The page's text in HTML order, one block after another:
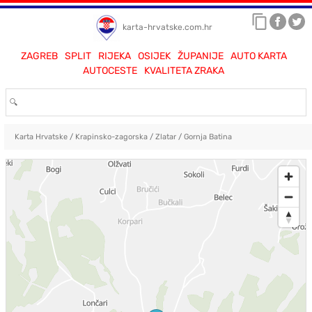
karta-hrvatske.com.hr
ZAGREB SPLIT RIJEKA OSIJEK ŽUPANIJE
AUTO KARTA
AUTOCESTE
KVALITETA ZRAKA
Karta Hrvatske/ Krapinsko-zagorska/ Zlatar/ Gornja Batina